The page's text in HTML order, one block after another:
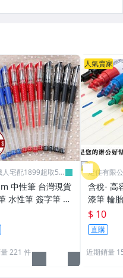
人宅配1899超取59
中性筆 台灣現貨
水性筆 簽字筆 原
珠筆 批發 文具
公用品 生活職人
】
221 件
人氣賣家
定佳有限
含稅- 高
漆筆 輪
補漆 12
$ 10
直購
近期銷量